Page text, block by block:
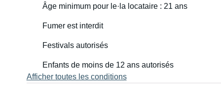
• Boîte de vitesses automatique souple et régulateur
• Permis B (véhicule particulier) suffisant (PTAC
Âge minimum pour le·la locataire : 21 ans
Fumer est interdit
Festivals autorisés
Enfants de moins de 12 ans autorisés
Afficher toutes les conditions